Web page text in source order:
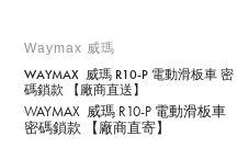
Waymax 威瑪
WAYMAX 威瑪 R10-P 電動滑板車 密
碼鎖款 【廠商直送】
WAYMAX 威瑪 R10-P 電動滑板車
密碼鎖款 【廠商直寄】